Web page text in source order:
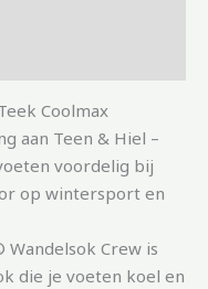
Coolmax
aan Teen & Hiel –
voordelig bij
op wintersport en
Crew is
die je voeten koel en